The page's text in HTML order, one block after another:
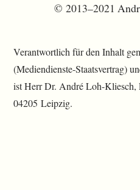
© 2013–2021
Verantwortlich für den Inhalt
(Mediendienste-Staatsvertrag)
ist Herr Dr. André Loh-
04205 Leipzig.